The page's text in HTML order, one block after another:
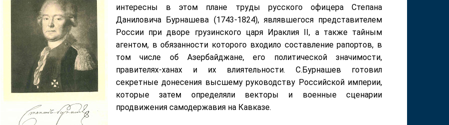
интересны в этом плане труды русского офицера Степана
Даниловича Бурнашева (1743-1824), являвшегося представителем
России при дворе грузинского царя Ираклия II, а также тайным
агентом, в обязанности которого входило составление рапортов, в
том числе об Азербайджане, его политической значимости,
правителях-ханах и их влиятельности. С.Бурнашев готовил
секретные донесения высшему руководству Российской империи,
которые затем определяли векторы и военные сценарии
продвижения самодержавия на Кавказе.